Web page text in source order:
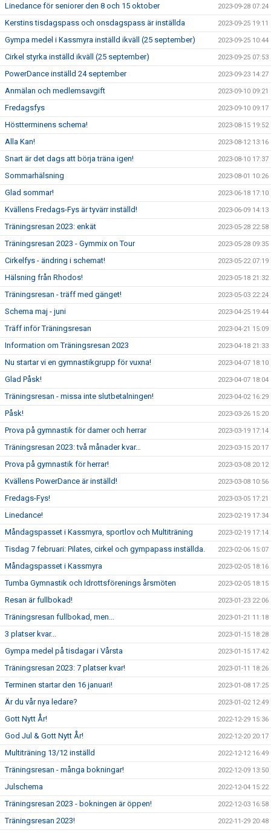
Linedance för seniorer den 8 och 15 oktober 2023-09-28 07:24
Kerstins tisdagspass och onsdagspass är inställda 2023-09-25 19:11
Gympa medel i Kassmyra inställd ikväll (25 september) 2023-09-25 10:44
Cirkel styrka inställd ikväll (25 september) 2023-09-25 07:53
PowerDance inställd 24 september 2023-09-23 14:27
Anmälan och medlemsavgift 2023-09-10 09:21
Fredagsfys 2023-09-10 09:17
Höstterminens schema! 2023-08-15 19:52
Alla Kan! 2023-08-12 13:16
Snart är det dags att börja träna igen! 2023-08-10 17:37
Sommarhälsning 2023-08-01 10:26
Glad sommar! 2023-06-18 17:10
Kvällens Fredags-Fys är tyvärr inställd! 2023-06-09 14:13
Träningsresan 2023: enkät 2023-05-28 22:58
Träningsresan 2023 - Gymmix on Tour 2023-05-28 09:35
Cirkelfys - ändring i schemat! 2023-05-22 07:19
Hälsning från Rhodos! 2023-05-18 21:32
Träningsresan - träff med gänget! 2023-05-03 22:24
Schema maj - juni 2023-04-25 19:44
Träff inför Träningsresan 2023-04-21 15:09
Information om Träningsresan 2023 2023-04-18 21:33
Nu startar vi en gymnastikgrupp för vuxna! 2023-04-07 18:10
Glad Påsk! 2023-04-07 18:04
Träningsresan - missa inte slutbetalningen! 2023-04-02 16:29
Påsk! 2023-03-26 15:20
Prova på gymnastik för damer och herrar 2023-03-19 17:14
Träningsresan 2023: två månader kvar… 2023-03-15 20:17
Prova på gymnastik för herrar! 2023-03-08 20:12
Kvällens PowerDance är inställd! 2023-03-08 10:56
Fredags-Fys! 2023-03-05 17:21
Linedance! 2023-02-19 17:34
Måndagspasset i Kassmyra, sportlov och Multiträning 2023-02-19 17:14
Tisdag 7 februari: Pilates, cirkel och gympapass inställda. 2023-02-06 15:07
Måndagspasset i Kassmyra 2023-02-05 18:16
Tumba Gymnastik och Idrottsförenings årsmöten 2023-02-05 18:15
Resan är fullbokad! 2023-01-23 22:06
Träningsresan fullbokad, men... 2023-01-21 11:18
3 platser kvar... 2023-01-15 18:28
Gympa medel på tisdagar i Vårsta 2023-01-15 17:42
Träningsresan 2023: 7 platser kvar! 2023-01-11 18:26
Terminen startar den 16 januari! 2023-01-08 17:25
Är du vår nya ledare? 2023-01-02 12:49
Gott Nytt År! 2022-12-29 15:36
God Jul & Gott Nytt År! 2022-12-20 20:17
Multiträning 13/12 inställd 2022-12-12 16:49
Träningsresan - många bokningar! 2022-12-09 13:50
Julschema 2022-12-04 15:22
Träningsresan 2023 - bokningen är öppen! 2022-12-03 16:58
Träningsresan 2023! 2022-11-29 20:48